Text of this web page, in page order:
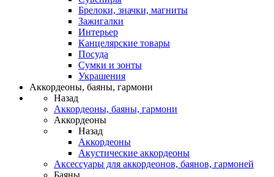
Брелоки, значки, магниты
Зажигалки
Интерьер
Канцелярские товары
Посуда
Сумки и зонты
Украшения
Аккордеоны, баяны, гармони
Назад
Аккордеоны, баяны, гармони
Аккордеоны
Назад
Аккордеоны
Акустические аккордеоны
Аксессуары для аккордеонов, баянов, гармоней
Баяны